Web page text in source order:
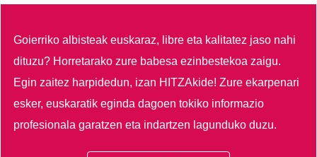
Goierriko albisteak euskaraz, libre eta kalitatez jaso nahi
dituzu? Horretarako zure babesa ezinbestekoa zaigu.
Egin zaitez harpidedun, izan HITZAkide!Zure ekarpenari
esker, euskaratik eginda dagoen tokiko informazio
profesionala garatzen eta indartzen lagunduko duzu.